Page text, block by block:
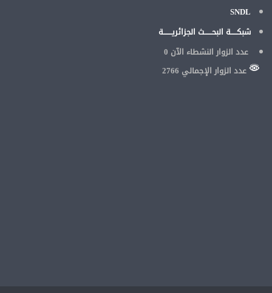
SNDL
شبكـــــة البحــــــث الجزائريـــــــة
عدد الزوار النشطاء الآن
عدد الزوار الإجمالي 2766